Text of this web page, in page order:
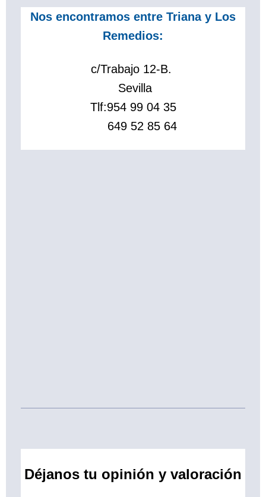
Nos encontramos entre Triana y Los
Remedios:
c/Trabajo 12-B.
Sevilla
Tlf:954 99 04 35
649 52 85 64
Déjanos tu opinión y valoración